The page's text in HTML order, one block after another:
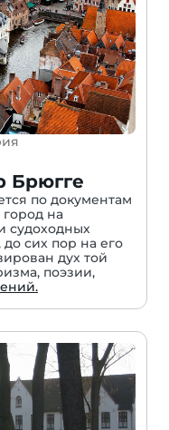
Брюгге
по документам
город на
судоходных
до сих пор на его
дух той
поэзии,